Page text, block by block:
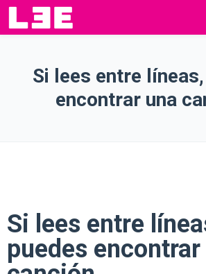
Si lees entre
encontrar una
Si lees entre
puedes encontrar